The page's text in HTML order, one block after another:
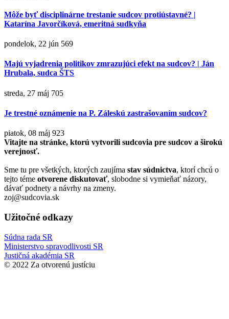
Môže byť disciplinárne trestanie sudcov protiústavné? |
Katarína Javorčíková, emeritná sudkyňa
pondelok, 22 jún 569
Majú vyjadrenia politikov zmrazujúci efekt na sudcov? | Ján
Hrubala, sudca ŠTS
streda, 27 máj 705
Je trestné oznámenie na P. Záleskú zastrašovaním sudcov?
piatok, 08 máj 923
Vitajte na stránke, ktorú vytvorili sudcovia pre sudcov a širokú
verejnosť.
Sme tu pre všetkých, ktorých zaujíma stav súdnictva, ktorí chcú o
tejto téme otvorene diskutovať, slobodne si vymieňať názory,
dávať podnety a návrhy na zmeny.
zoj@sudcovia.sk
Užitočné odkazy
Súdna rada SR
Ministerstvo spravodlivosti SR
Justičná akadémia SR
© 2022 Za otvorenú justíciu